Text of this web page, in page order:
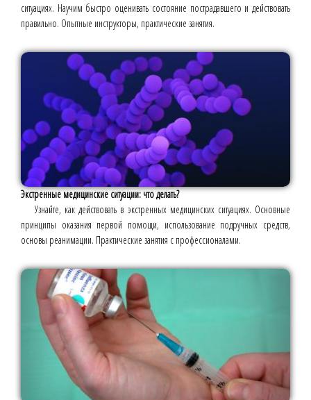
ситуациях. Научим быстро оценивать состояние пострадавшего и действовать
правильно. Опытные инструкторы, практические занятия.
Экстренные медицинские ситуации: что делать?
Узнайте, как действовать в экстренных медицинских ситуациях. Основные
принципы оказания первой помощи, использование подручных средств,
основы реанимации. Практические занятия с профессионалами.